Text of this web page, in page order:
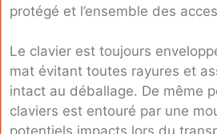
protégé et l’ensemble des
Le clavier est toujours
mat évitant toutes rayures et
intact au déballage. De même
claviers est entouré par une